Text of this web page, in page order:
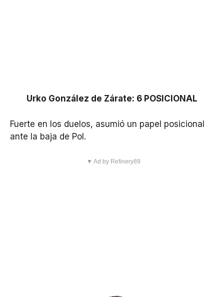
Urko González de Zárate: 6 POSICIONAL
Fuerte en los duelos, asumió un papel posicional
ante la baja de Pol.
▼ Ad by Refinery89